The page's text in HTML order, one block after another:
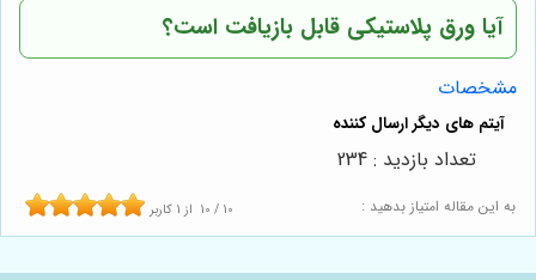
آیا ورق پلاستیکی قابل بازیافت است؟
مشخصات
به این مقاله امتیاز بدهید : 10 / 10 از 1 کاربر
تعداد بازدید : 234